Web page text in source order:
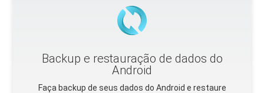
Backup e restauração de dados do
Android
Faça backup de seus dados do Android e restaure